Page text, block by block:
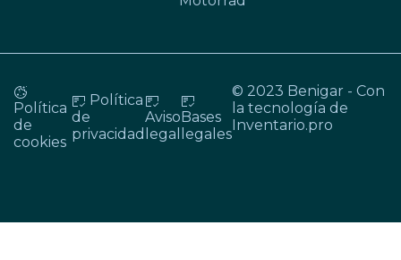
Política
de
cookies
Política
de
privacidad
Aviso
legal
Bases
legales
© 2023 Benigar - Con
la tecnología de
Inventario.pro